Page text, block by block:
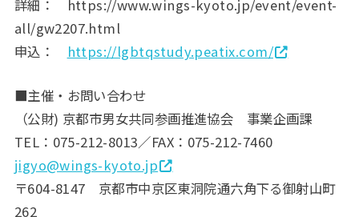
詳細： https://www.wings-kyoto.jp/event/event-
all/gw2207.html
申込：
https://lgbtqstudy.peatix.com/
■主催・お問い合わせ
（公財) 京都市男女共同参画推進協会 事業企画課
TEL：075-212-8013／FAX：075-212-7460
jigyo@wings-kyoto.jp
〒604-8147 京都市中京区東洞院通六角下る御射山町
262